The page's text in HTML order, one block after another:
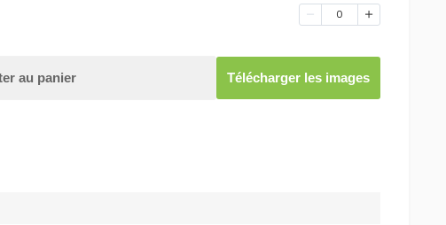
0
au panier Télécharger les images